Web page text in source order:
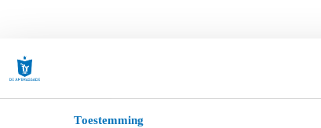
Toestemming